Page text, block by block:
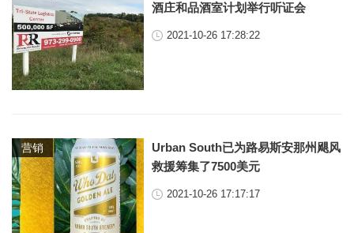
酒庄和品酒室计划举行听证会
2021-10-26 17:28:22
营销
Urban South已为路易斯安那州飓风
救援筹集了7500美元
2021-10-26 17:17:17